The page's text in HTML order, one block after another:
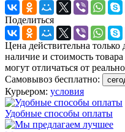
Поделиться
Цена действительна
наличие и стоимость
могут отличаться от
Самовывоз бесплатно:
Курьером: условия
Удобные способы оплаты